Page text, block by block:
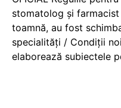
stomatolog și
toamnă, au fost
specialități / Condiții
elaborează subiectele